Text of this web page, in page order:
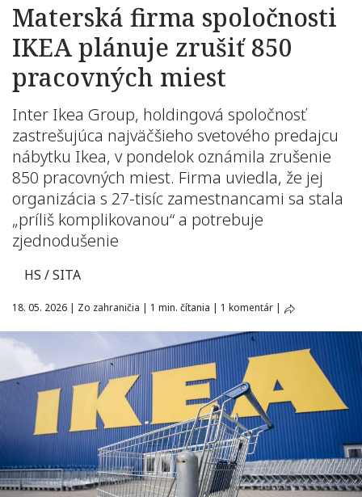
Materská firma spoločnosti
IKEA plánuje zrušiť 850
pracovných miest
Inter Ikea Group, holdingová spoločnosť
zastrešujúca najväčšieho svetového predajcu
nábytku Ikea, v pondelok oznámila zrušenie
850 pracovných miest. Firma uviedla, že jej
organizácia s 27-tisíc zamestnancami sa stala
„príliš komplikovanou“ a potrebuje
zjednodušenie
HS / SITA
18. 05. 2026 | Zo zahraničia | 1 min. čítania | 1 komentár |